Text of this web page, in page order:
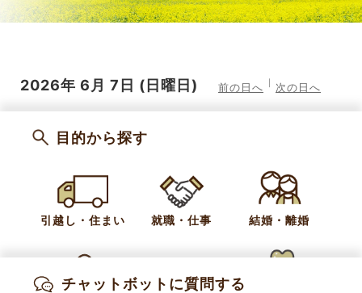
2026年 6月 7日 (日曜日) 前の日へ 次の日へ
目的から探す
引越し・住まい 就職・仕事 結婚・離婚
チャットボットに質問する